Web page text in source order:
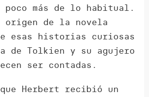
poco más de lo habitual.
origen de la novela
esas historias curiosas
de Tolkien y su agujero
ser contadas.
Herbert recibió un